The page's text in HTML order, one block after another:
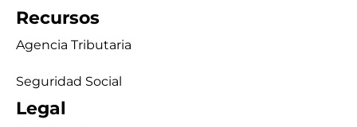
Recursos
Agencia Tributaria
Seguridad Social
Legal